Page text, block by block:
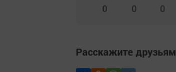
0 0 0
Расскажите друзьям